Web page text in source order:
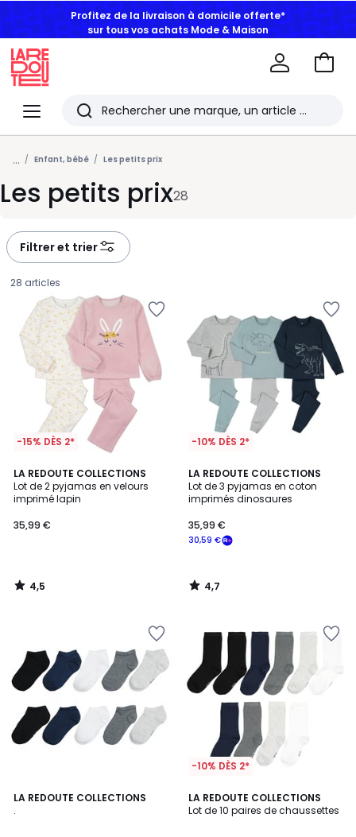
Profitez de la livraison à domicile offerte*
sur tous vos achats Mode & Maison
Menu
Redoute
Rechercher
Les
derniers
articles
consultés
Aller
... Enfant, bébé Les petits prix
Les petits prix28
Filtrer et trier
28 articles
-15% DÈS 2*
LA REDOUTE COLLECTIONS
Lot de 2 pyjamas en velours
imprimé lapin
€.
35,99 €
4,5
/ 5
4,5
/
-10% DÈS 2*
LA REDOUTE COLLECTIONS
Lot de 3 pyjamas en coton
imprimés dinosaures
30,59 €
35,99 €
4,7
/ 5
4,7
/
LA REDOUTE COLLECTIONS
.
4,2
-10% DÈS 2*
LA REDOUTE COLLECTIONS
Lot de 10 paires de chaussettes
4,9
/ 5